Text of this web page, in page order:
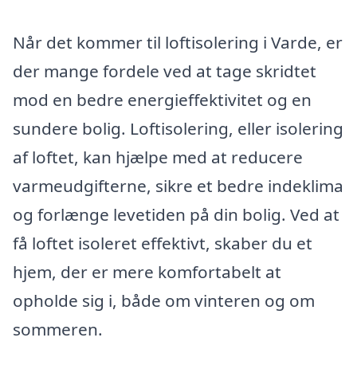
Når det kommer til loftisolering i Varde, er
der mange fordele ved at tage skridtet
mod en bedre energieffektivitet og en
sundere bolig. Loftisolering, eller isolering
af loftet, kan hjælpe med at reducere
varmeudgifterne, sikre et bedre indeklima
og forlænge levetiden på din bolig. Ved at
få loftet isoleret effektivt, skaber du et
hjem, der er mere komfortabelt at
opholde sig i, både om vinteren og om
sommeren.